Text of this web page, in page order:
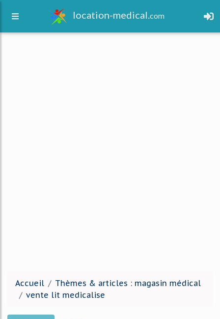
location-medical.com
Accueil
Thèmes & articles : magasin médical
vente lit medicalise